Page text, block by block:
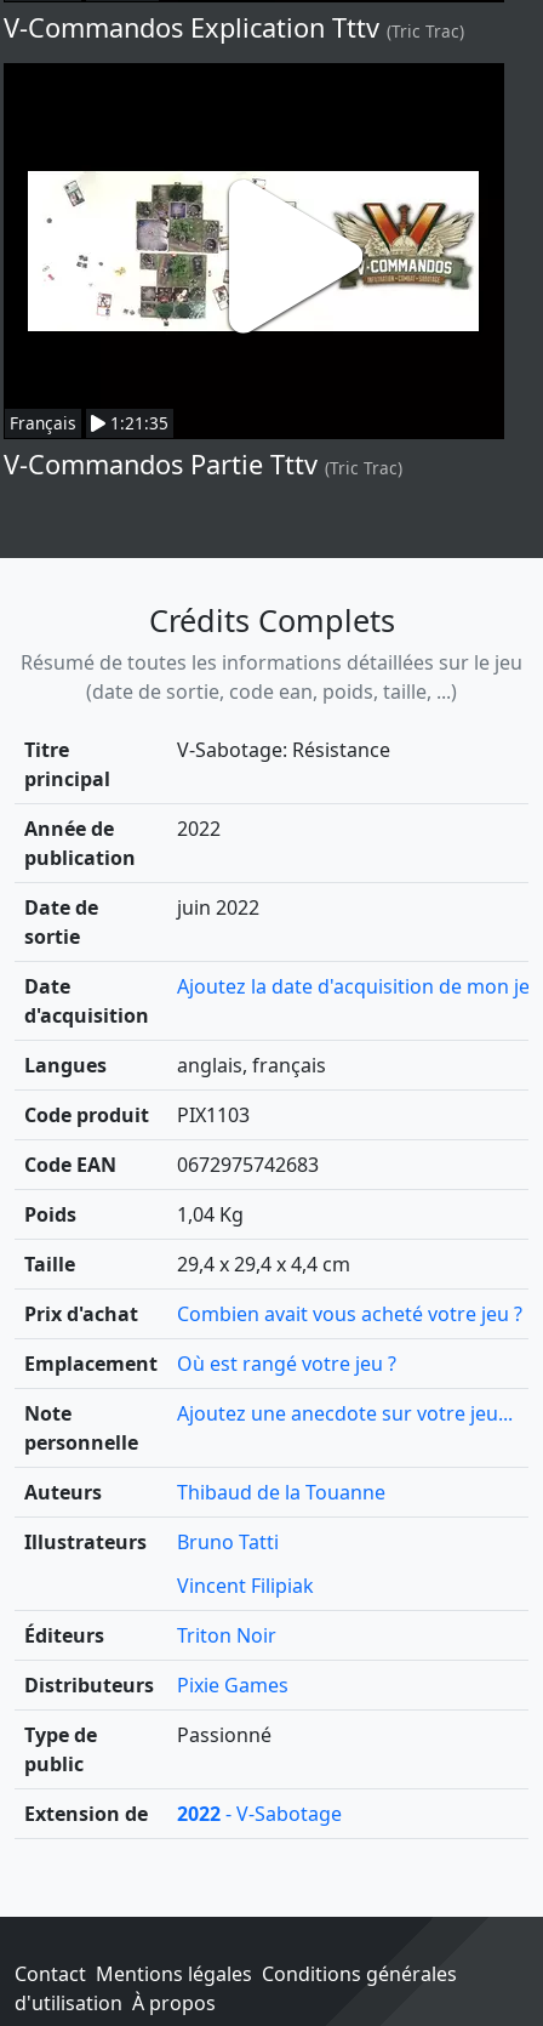
V-Commandos Explication Tttv (Tric Trac)
Français 1:21:35
V-Commandos Partie Tttv (Tric Trac)
Crédits Complets
Résumé de toutes les informations détaillées sur le jeu
(date de sortie, code ean, poids, taille, ...)
Titre
principal
V-Sabotage: Résistance
Année de
publication
2022
Date de
sortie
juin 2022
Date
d'acquisition
Ajoutez la date d'acquisition de mon jeu
Langues
anglais, français
Code produit
PIX1103
Code EAN
0672975742683
Poids
1,04 Kg
Taille
29,4 x 29,4 x 4,4 cm
Prix d'achat
Combien avait vous acheté votre jeu ?
Emplacement
Où est rangé votre jeu ?
Note
personnelle
Ajoutez une anecdote sur votre jeu...
Auteurs
Thibaud de la Touanne
Illustrateurs
Bruno Tatti
Vincent Filipiak
Éditeurs
Triton Noir
Distributeurs
Pixie Games
Type de
public
Passionné
Extension de 2022- V-Sabotage
Contact Mentions légales Conditions générales
d'utilisation À propos